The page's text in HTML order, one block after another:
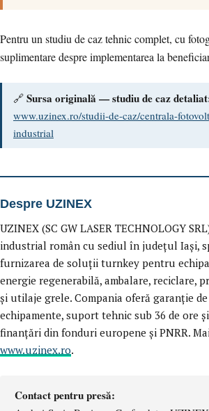
Pentru un studiu de caz tehnic complet, cu
suplimentare despre implementarea la
🔗 Sursa originală — studiu de caz
www.uzinex.ro/studii-de-caz/centrala-
industrial
Despre UZINEX
UZINEX (SC GW LASER TECHNOLOGY
industrial român cu sediul în județul Iași,
furnizarea de soluții turnkey pentru
energie regenerabilă, ambalare, reciclare,
și utilaje grele. Compania oferă garanție
echipamente, suport tehnic sub 36 de ore
finanțări din fonduri europene și PNRR.
www.uzinex.ro.
Contact pentru presă: